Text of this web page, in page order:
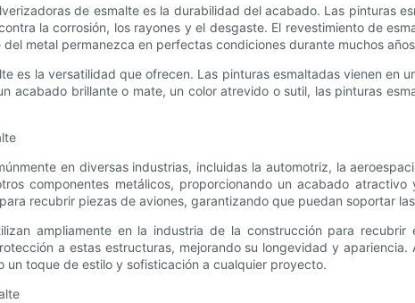
de esmalte es la durabilidad del acabado. Las pinturas
la corrosión, los rayones y el desgaste. El revestimiento de
metal permanezca en perfectas condiciones durante muchos
es la versatilidad que ofrecen. Las pinturas esmaltadas vienen en
acabado brillante o mate, un color atrevido o sutil, las pinturas
en diversas industrias, incluidas la automotriz, la
componentes metálicos, proporcionando un acabado
recubrir piezas de aviones, garantizando que puedan soportar
ampliamente en la industria de la construcción para
a estas estructuras, mejorando su longevidad y
toque de estilo y sofisticación a cualquier proyecto.